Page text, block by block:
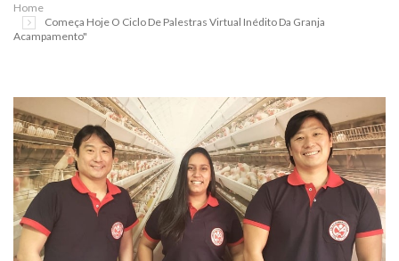
Home
Começa Hoje O Ciclo De Palestras Virtual Inédito Da Granja
Acampamento"